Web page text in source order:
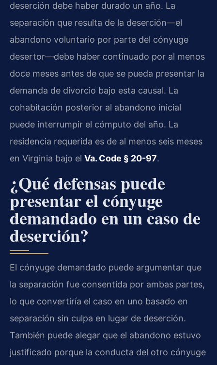
deserción debe haber durado un año. La
separación que resulta de la deserción—el
abandono voluntario por parte del cónyuge
desertor—debe haber continuado por al menos
doce meses antes de que se pueda presentar la
demanda de divorcio bajo esta causal. La
cohabitación posterior al abandono inicial
puede interrumpir el cómputo del año. La
residencia requerida es de al menos seis meses
en Virginia bajo el Va. Code § 20-97.
¿Qué defensas puede
presentar el cónyuge
demandado en un caso de
deserción?
El cónyuge demandado puede argumentar que
la separación fue consentida por ambas partes,
lo que convertiría el caso en uno basado en
separación sin culpa en lugar de deserción.
También puede alegar que el abandono estuvo
justificado porque la conducta del otro cónyuge